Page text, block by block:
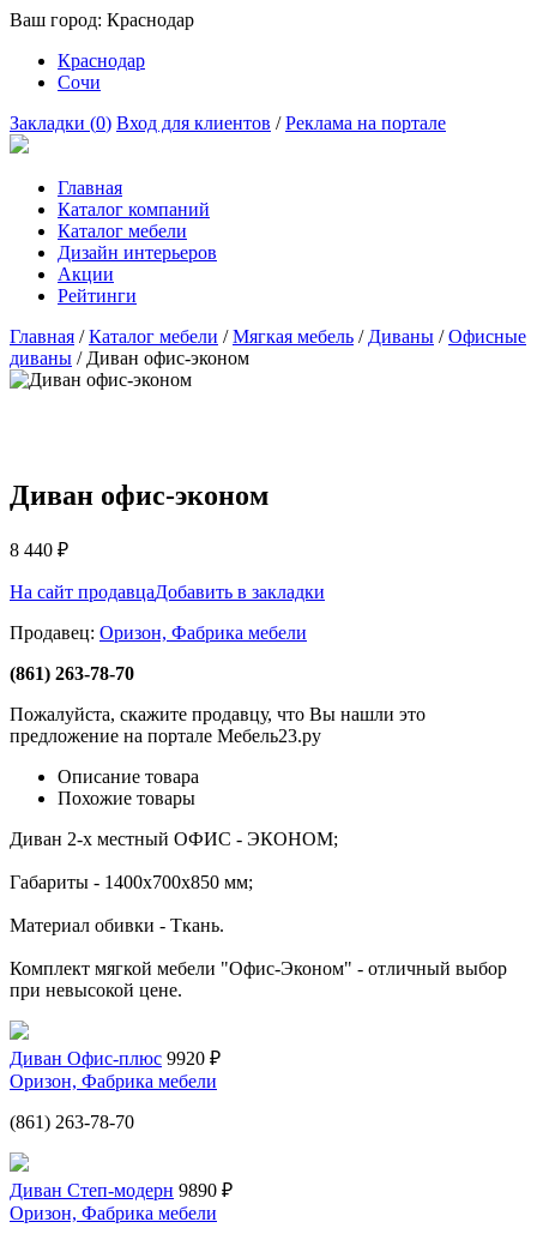
Ваш город: Краснодар
Краснодар
Сочи
Закладки (0) Вход для клиентов /Реклама на портале
Главная
Каталог компаний
Каталог мебели
Дизайн интерьеров
Акции
Рейтинги
Главная /Каталог мебели /Мягкая мебель / Диваны /Офисные
диваны / Диван офис-эконом
Диван офис-эконом
8 440 ₽
На сайт продавцаДобавить в закладки
Продавец: Оризон, Фабрика мебели
(861) 263-78-70
Пожалуйста, скажите продавцу, что Вы нашли это
предложение на портале Мебель23.ру
Описание товара
Похожие товары
Диван 2-х местный ОФИС - ЭКОНОМ;
Габариты - 1400x700x850 мм;
Материал обивки - Ткань.
Комплект мягкой мебели "Офис-Эконом" - отличный выбор
при невысокой цене.
Диван Офис-плюс 9920 ₽
Оризон, Фабрика мебели
(861) 263-78-70
Диван Степ-модерн 9890 ₽
Оризон, Фабрика мебели